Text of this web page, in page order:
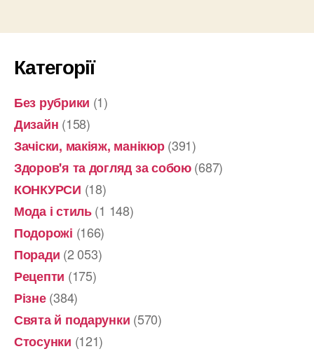
Категорії
Без рубрики (1)
Дизайн (158)
Зачіски, макіяж, манікюр(391)
Здоров'я та догляд за собою(687)
КОНКУРСИ (18)
Мода і стиль(1 148)
Подорожі (166)
Поради (2 053)
Рецепти (175)
Різне(384)
Свята й подарунки (570)
Стосунки (121)